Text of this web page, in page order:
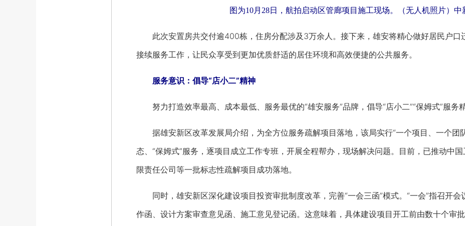
图为10月28日，航拍启动区管廊项目施工现场。（无人机照片）中
此次安置房共交付逾400栋，住房分配涉及3万余人。接下来，雄安将精心做好居民户口
接续服务工作，让民众享受到更加优质舒适的居住环境和高效便捷的公共服务。
服务意识：倡导“店小二”精神
努力打造效率最高、成本最低、服务最优的“雄安服务”品牌，倡导“店小二”“保姆式”服务
据雄安新区改革发展局介绍，为全方位服务疏解项目落地，该局实行“一个项目、一个团
态、“保姆式”服务，逐项目成立工作专班，开展全程帮办，现场解决问题。目前，已推动中
限责任公司等一批标志性疏解项目成功落地。
同时，雄安新区深化建设项目投资审批制度改革，完善“一会三函”模式。“一会”指召开会
作函、设计方案审查意见函、施工意见登记函。这意味着，具体建设项目开工前由数十个审